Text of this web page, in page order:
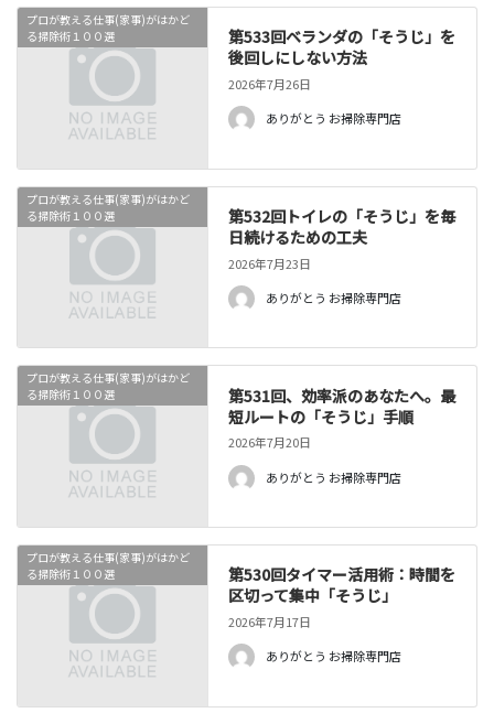
プロが教える仕事(家事)がはかど
る掃除術１００選
第533回ベランダの「そうじ」を
後回しにしない方法
2026年7月26日
ありがとう お掃除専門店
プロが教える仕事(家事)がはかど
る掃除術１００選
第532回トイレの「そうじ」を毎
日続けるための工夫
2026年7月23日
ありがとう お掃除専門店
プロが教える仕事(家事)がはかど
る掃除術１００選
第531回、効率派のあなたへ。最
短ルートの「そうじ」手順
2026年7月20日
ありがとう お掃除専門店
プロが教える仕事(家事)がはかど
る掃除術１００選
第530回タイマー活用術：時間を
区切って集中「そうじ」
2026年7月17日
ありがとう お掃除専門店